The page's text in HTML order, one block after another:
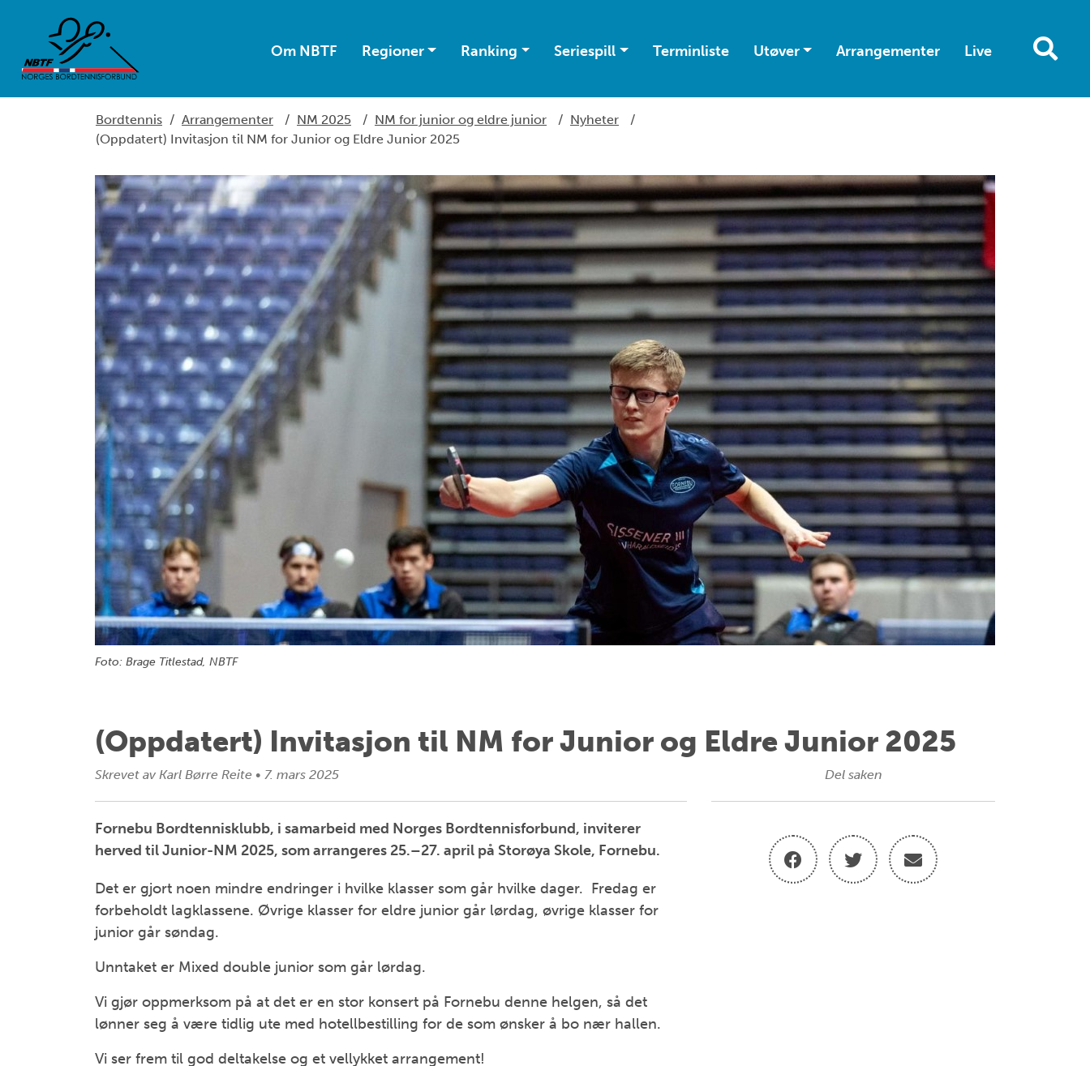
Om NBTF Regioner Ranking Seriespill Terminliste Utøver Arrangementer Live
Bordtennis / Arrangementer / NM 2025 / NM for junior og eldre junior / Nyheter
/
(Oppdatert) Invitasjon til NM for Junior og Eldre Junior 2025
Foto: Brage Titlestad, NBTF
(Oppdatert) Invitasjon til NM for Junior og Eldre Junior 2025
Skrevet av Karl Børre Reite • 7. mars 2025
Fornebu Bordtennisklubb, i samarbeid med Norges Bordtennisforbund, inviterer
herved til Junior-NM 2025, som arrangeres 25.–27. april på Storøya Skole, Fornebu.
Det er gjort noen mindre endringer i hvilke klasser som går hvilke dager. Fredag er
forbeholdt lagklassene. Øvrige klasser for eldre junior går lørdag, øvrige klasser for
junior går søndag.
Unntaket er Mixed double junior som går lørdag.
Vi gjør oppmerksom på at det er en stor konsert på Fornebu denne helgen, så det
lønner seg å være tidlig ute med hotellbestilling for de som ønsker å bo nær hallen.
Vi ser frem til god deltakelse og et vellykket arrangement!
Del saken